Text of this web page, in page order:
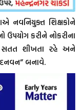
નવનિયુક્ત શિક્ષકોને
ઉપયોગ કરીને નોકરીના
સતત શીખતા રહે અને
બનાવે.